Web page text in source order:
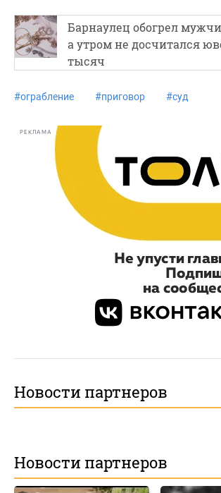
Барнаулец обогрел
а утром не досчитался
тысяч
#ограбление #приговор #суд
РЕКЛАМА
Новости партнеров
Новости партнеров